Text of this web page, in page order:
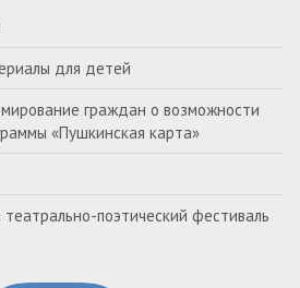
для детей
граждан о возможности
«Пушкинская карта»
поэтический фестиваль